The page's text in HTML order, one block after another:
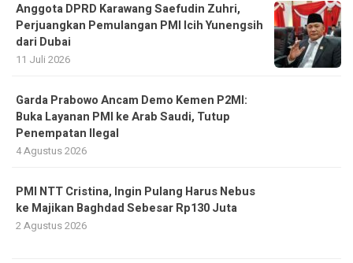
Anggota DPRD Karawang Saefudin Zuhri,
Perjuangkan Pemulangan PMI Icih Yunengsih
dari Dubai
11 Juli 2026
Garda Prabowo Ancam Demo Kemen P2MI:
Buka Layanan PMI ke Arab Saudi, Tutup
Penempatan Ilegal
4 Agustus 2026
PMI NTT Cristina, Ingin Pulang Harus Nebus
ke Majikan Baghdad Sebesar Rp130 Juta
2 Agustus 2026